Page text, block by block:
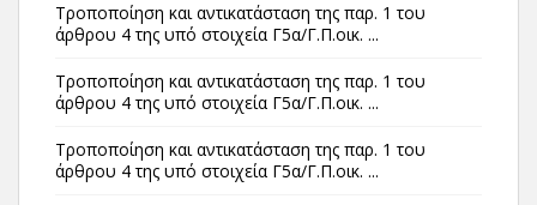
Τροποποίηση και αντικατάσταση της παρ. 1 του
άρθρου 4 της υπό στοιχεία Γ5α/Γ.Π.οικ. ...
Τροποποίηση και αντικατάσταση της παρ. 1 του
άρθρου 4 της υπό στοιχεία Γ5α/Γ.Π.οικ. ...
Τροποποίηση και αντικατάσταση της παρ. 1 του
άρθρου 4 της υπό στοιχεία Γ5α/Γ.Π.οικ. ...